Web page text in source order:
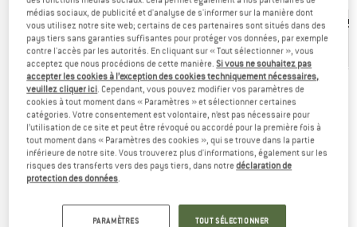
Stature
(cm)
110-122
(40-44'')
122-135 (48-
53'')
135-148
(53-
58'')
148-
(58-
Avez-vous trouvé la bonne taille? Voir maintenant Enfant
Pantalons outdoordans la boutique en ligne Picture!
PANTALONS - HOMME
MESURE
TAILLE
médias sociaux, de publicité et d'analyse de s'informer sur la manière dont
vous utilisez notre site web; certains de ces partenaires sont situés dans des
pays tiers sans garanties suffisantes pour protéger vos données, par exemple
contre l'accès par les autorités. En cliquant sur « Tout sélectionner », vous
acceptez que nous procédions de cette manière.Si vous ne souhaitez pas
accepter les cookies à l’exception des cookies techniquement nécessaires,
veuillez cliquer ici. Cependant, vous pouvez modifier vos paramètres de
cookies à tout moment dans « Paramètres » et sélectionner certaines
catégories. Votre consentement est volontaire, n’est pas nécessaire pour
l’utilisation de ce site et peut être révoqué ou accordé pour la première fois à
tout moment dans « Paramètres des cookies », qui se trouve dans la partie
inférieure de notre site. Vous trouverez plus d'informations, également sur les
risques des transferts vers des pays tiers, dans notredéclaration de
protection des données.
PARAMÈTRES TOUT SÉLECTIONNER